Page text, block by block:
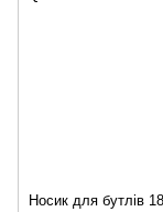
Носик для бутлів